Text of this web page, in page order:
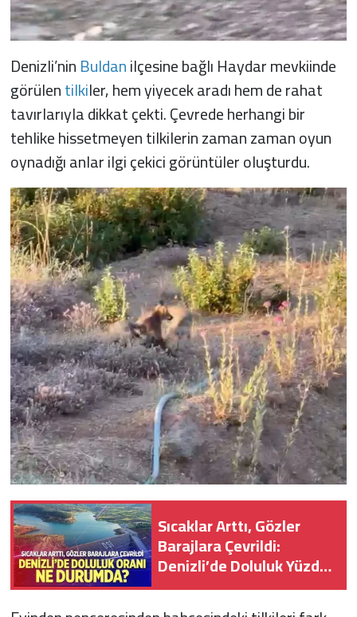
Denizli’ninBuldanilçesine bağlı Haydar mevkiinde
görülentilkiler, hem yiyecek aradı hem de rahat
tavırlarıyla dikkat çekti. Çevrede herhangi bir
tehlike hissetmeyen tilkilerin zaman zaman oyun
oynadığı anlar ilgi çekici görüntüler oluşturdu.
Sıcaklar Arttı, Gözler
Barajlara Çevrildi:
Denizli’de Doluluk Yüzde
87